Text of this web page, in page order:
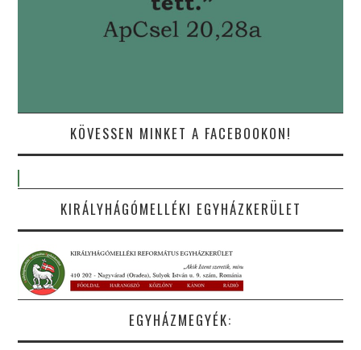
KÖVESSEN MINKET A FACEBOOKON!
KIRÁLYHÁGÓMELLÉKI EGYHÁZKERÜLET
EGYHÁZMEGYÉK: